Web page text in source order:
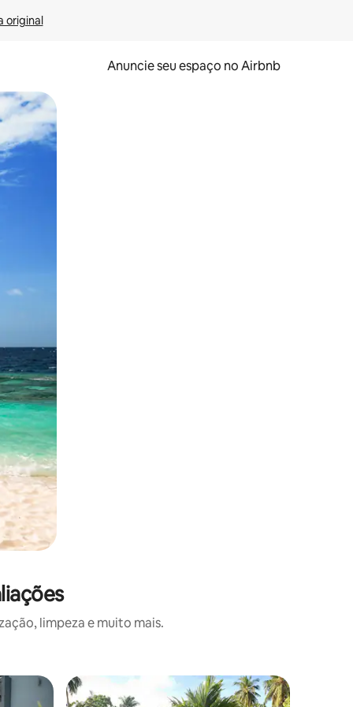
original
Anuncie seu espaço no Airbnb
o dedo na tela.
limpeza e muito mais.